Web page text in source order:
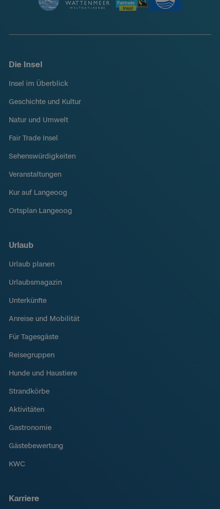
Die Insel
Insel im Überblick
Geschichte und Kultur
Natur und Umwelt
Fair Trade Insel
Sehenswürdigkeiten
Veranstaltungen
Kur auf Langeoog
Ortsplan Langeoog
Urlaub
Urlaub planen
Urlaubsmagazin
Unterkünfte
Anreise und Mobilität
Für Tagesgäste
Reisegruppen
Hunde und Haustiere
Strandkörbe
Aktivitäten
Gastronomie
Gästebewertung
KWC
Karriere